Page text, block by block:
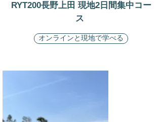
RYT200長野上田 現地2日間集中コー
ス
オンラインと現地で学べる